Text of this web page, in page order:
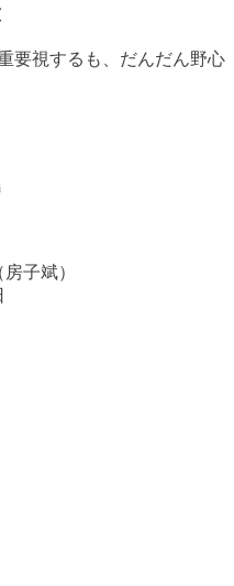
要視するも、だんだん野心
子斌）